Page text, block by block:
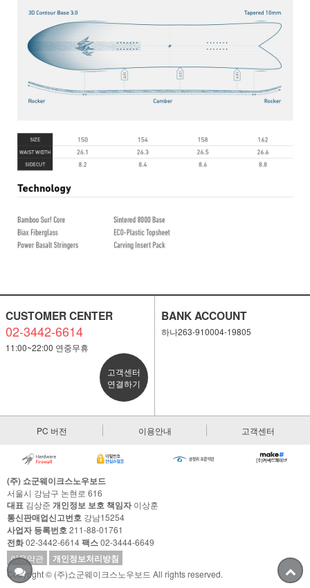
CUSTOMER CENTER
02-3442-6614
11:00~22:00 연중무휴
고객센터
연결하기
BANK ACCOUNT
하나263-910004-19805
PC 버전 이용안내 고객센터
(주) 쇼군웨이크스노우보드
서울시 강남구 논현로 616
대표 김상준 개인정보 보호 책임자이상훈
통신판매업신고번호 강남15254
사업자 등록번호211-88-01761
전화02-3442-6614팩스02-3444-6649
이용약관
개인정보처리방침
Copyright © (주)쇼군웨이크스노우보드 All rights reserved.